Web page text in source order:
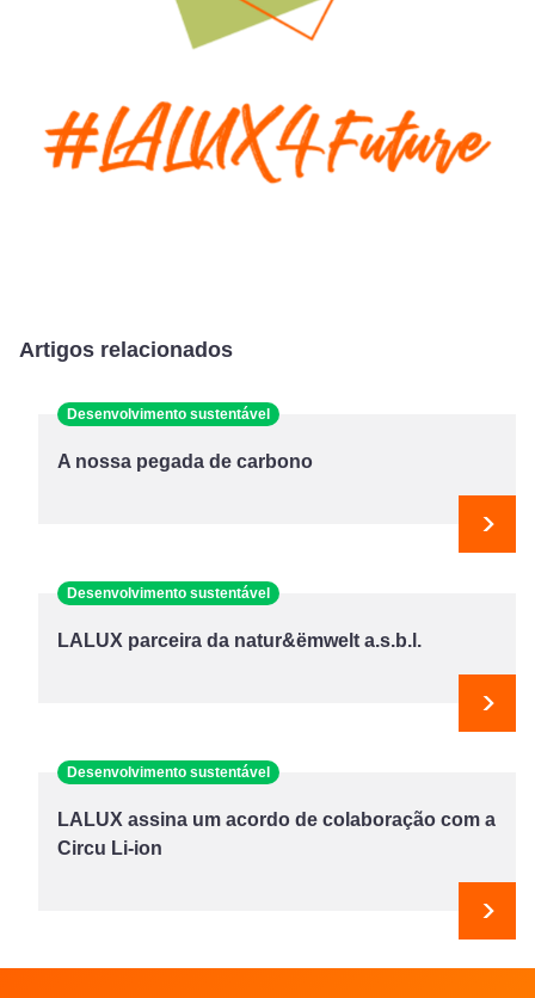
Artigos relacionados
Desenvolvimento sustentável
A nossa pegada de carbono
Desenvolvimento sustentável
LALUX parceira da natur&ëmwelt a.s.b.l.
Desenvolvimento sustentável
LALUX assina um acordo de colaboração com a
Circu Li-ion